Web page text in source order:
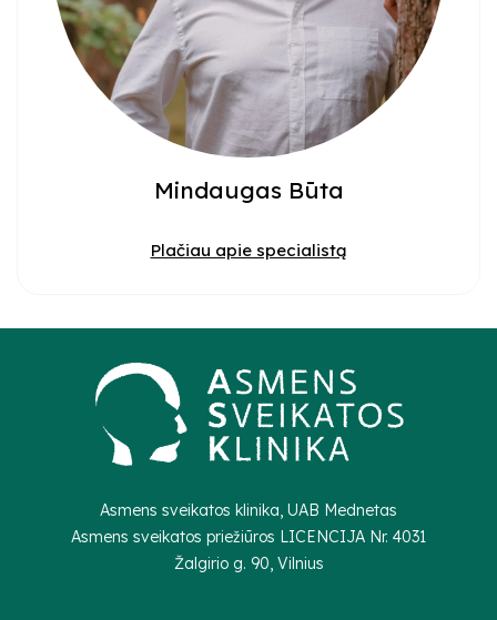
Mindaugas Būta
Plačiau apie specialistą
Asmens sveikatos klinika, UAB Mednetas
Asmens sveikatos priežiūros LICENCIJA Nr. 4031
Žalgirio g. 90, Vilnius